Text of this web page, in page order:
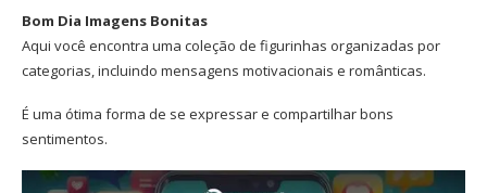
Bom Dia Imagens Bonitas
Aqui você encontra uma coleção de figurinhas organizadas por
categorias, incluindo mensagens motivacionais e românticas.
É uma ótima forma de se expressar e compartilhar bons
sentimentos.